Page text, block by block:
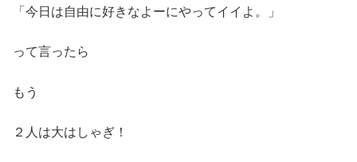
「今日は自由に好きなよーにやってイイよ。」
って言ったら
もう
２人は大はしゃぎ！